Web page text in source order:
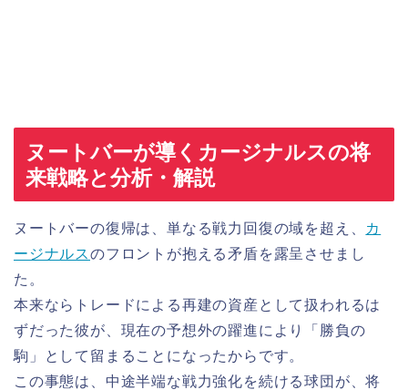
ヌートバーが導くカージナルスの将
来戦略と分析・解説
ヌートバーの復帰は、単なる戦力回復の域を超え、 カ
ージナルスのフロントが抱える矛盾を露呈させまし
た。
本来ならトレードによる再建の資産として扱われるは
ずだった彼が、現在の予想外の躍進により「勝負の
駒」として留まることになったからです。
この事態は、中途半端な戦力強化を続ける球団が、将